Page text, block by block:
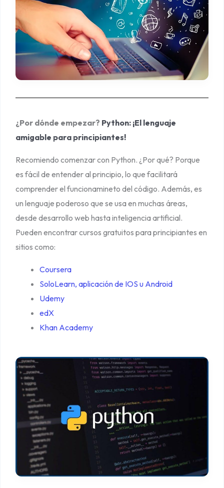
¿Por dónde empezar? Python: ¡El lenguaje
amigable para principiantes!
Recomiendo comenzar con Python. ¿Por qué? Porque
es fácil de entender al principio, lo que facilitará
comprender el funcionamineto del código. Además, es
un lenguaje poderoso que se usa en muchas áreas,
desde desarrollo web hasta inteligencia artificial.
Pueden encontrar cursos gratuitos para principiantes en
sitios como:
Coursera
SoloLearn, aplicación de IOS u Android
Udemy
edX
Khan Academy